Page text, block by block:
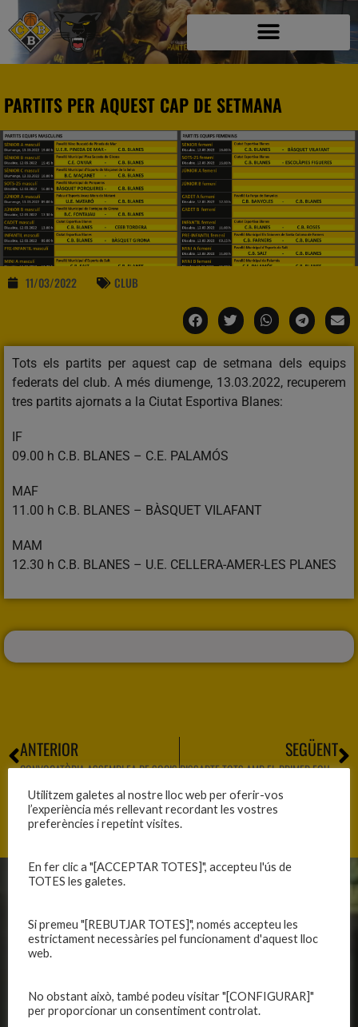
PARTITS PER AQUEST CAP DE SETMANA
11/03/2022 CLUB
Tots els partits per aquest cap de setmana dels equips
federats del club. A més diumenge, 13.03.2022, recuperem
tres partits ajornats a la Ciutat Esportiva Blanes:
IF
09.00 h C.B. BLANES – C.E. PALAMÓS
MAF
11.00 h C.B. BLANES – BÀSQUET VILAFANT
MAM
12.30 h C.B. BLANES – U.E. CELLERA-AMER-LES PLANES
ANTERIOR
CONVOCATÒRIA ASSEMBLEA DE SOCIS
SEGÜENT
DISSABTE TOTS AMB EL PRIMER EQUIP FEMENÍ!!!
Història
Organització
Política de privadesa
Primer equip masculí
Primer equip femení
Equips femenins
C.E. El Vilar
Utilitzem galetes al nostre lloc web per oferir-vos
l’experiència més rellevant recordant les vostres
preferències i repetint visites.
En fer clic a "[ACCEPTAR TOTES]", accepteu l'ús de
TOTES les galetes.
Si premeu "[REBUTJAR TOTES]", només accepteu les
estrictament necessàries pel funcionament d'aquest lloc
web.
No obstant això, també podeu visitar "[CONFIGURAR]"
per proporcionar un consentiment controlat.